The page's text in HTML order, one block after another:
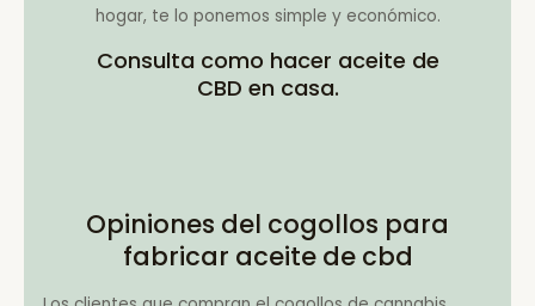
hogar, te lo ponemos simple y económico.
Consulta como hacer aceite de
CBD en casa.
Opiniones del cogollos para
fabricar aceite de cbd